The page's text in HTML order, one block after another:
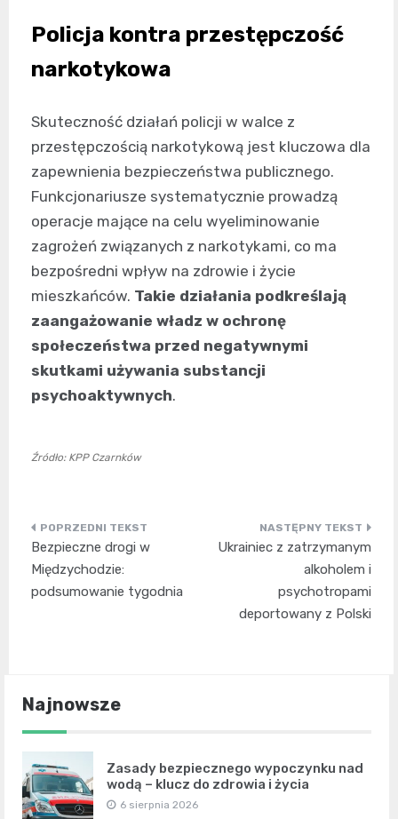
Policja kontra przestępczość
narkotykowa
Skuteczność działań policji w walce z
przestępczością narkotykową jest kluczowa dla
zapewnienia bezpieczeństwa publicznego.
Funkcjonariusze systematycznie prowadzą
operacje mające na celu wyeliminowanie
zagrożeń związanych z narkotykami, co ma
bezpośredni wpływ na zdrowie i życie
mieszkańców. Takie działania podkreślają
zaangażowanie władz w ochronę
społeczeństwa przed negatywnymi
skutkami używania substancji
psychoaktywnych.
Źródło: KPP Czarnków
Nawigacja
wpisu
Bezpieczne drogi w
Międzychodzie:
podsumowanie tygodnia
Ukrainiec z zatrzymanym
alkoholem i
psychotropami
deportowany z Polski
Najnowsze
Zasady bezpiecznego wypoczynku nad
wodą – klucz do zdrowia i życia
6 sierpnia 2026